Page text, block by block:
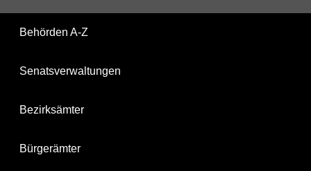
Behörden A-Z
Senatsverwaltungen
Bezirksämter
Bürgerämter